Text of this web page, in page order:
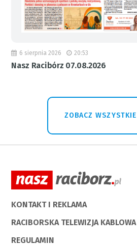
6 sierpnia 2026 20:53
Nasz Racibórz 07.08.2026
ZOBACZ WSZYSTKIE
KONTAKT I REKLAMA
RACIBORSKA TELEWIZJA KABLOWA
REGULAMIN